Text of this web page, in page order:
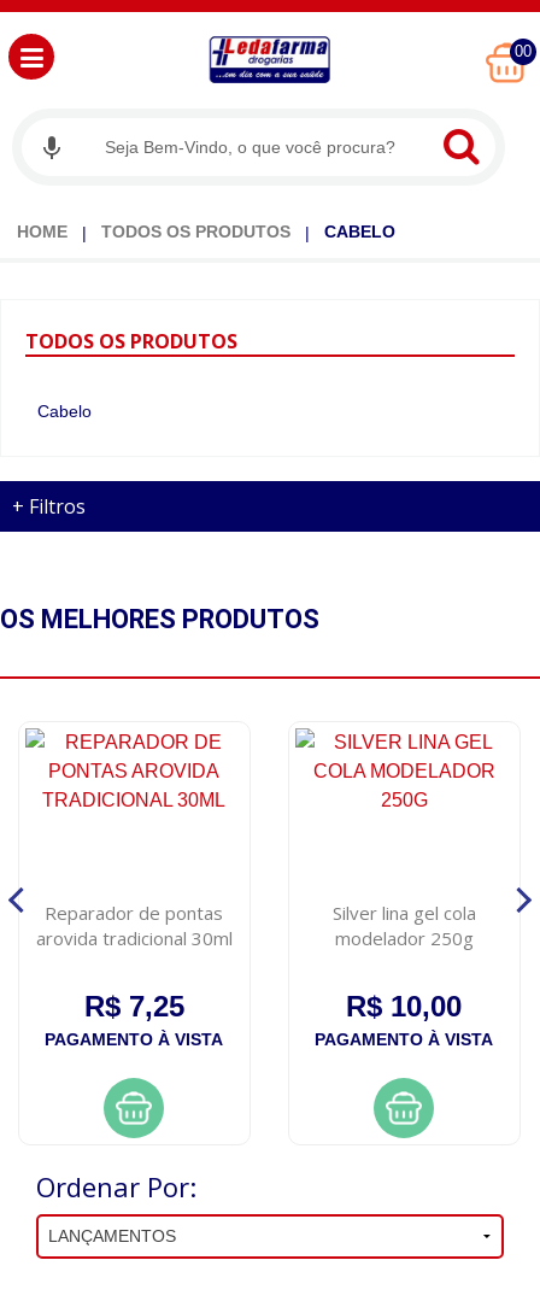
00
HOME TODOS OS PRODUTOS CABELO
TODOS OS PRODUTOS
Cabelo
+ Filtros
OS MELHORES PRODUTOS
Reparador de pontas
arovida tradicional 30ml
R$ 7,25
PAGAMENTO À VISTA
Silver lina gel cola
modelador 250g
R$ 10,00
PAGAMENTO À VISTA
Ordenar Por: